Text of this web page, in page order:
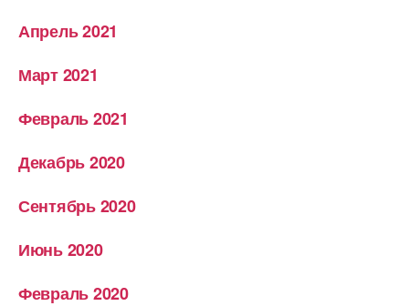
Апрель 2021
Март 2021
Февраль 2021
Декабрь 2020
Сентябрь 2020
Июнь 2020
Февраль 2020